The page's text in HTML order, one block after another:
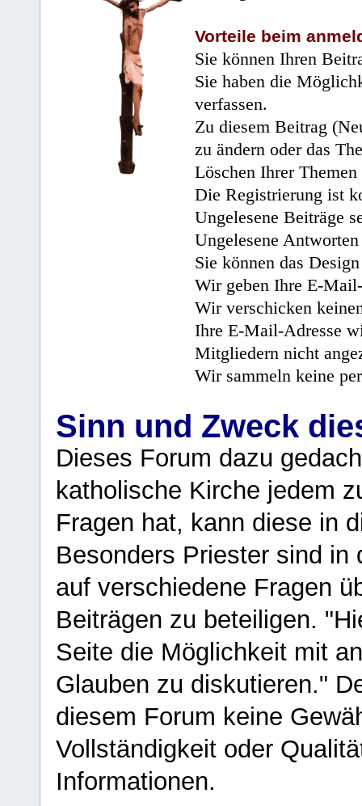
Vorteile beim
Sie können Ihren
Sie haben die
verfassen.
Zu diesem Beitrag
zu ändern oder das
Löschen Ihrer
Die Registrierung ist
Ungelesene Beiträge
Ungelesene
Sie können das
Wir geben Ihre E-
Wir verschicken
Ihre E-Mail-Adresse
Mitgliedern nicht
Wir sammeln keine
Sinn und Zweck
Dieses Forum dazu
katholische Kirche jedem
Fragen hat, kann diese in
Besonders Priester sind in
auf verschiedene Fragen
Beiträgen zu beteiligen.
Seite die Möglichkeit mit
Glauben zu diskutieren."
diesem Forum keine
Vollständigkeit oder
Informationen.